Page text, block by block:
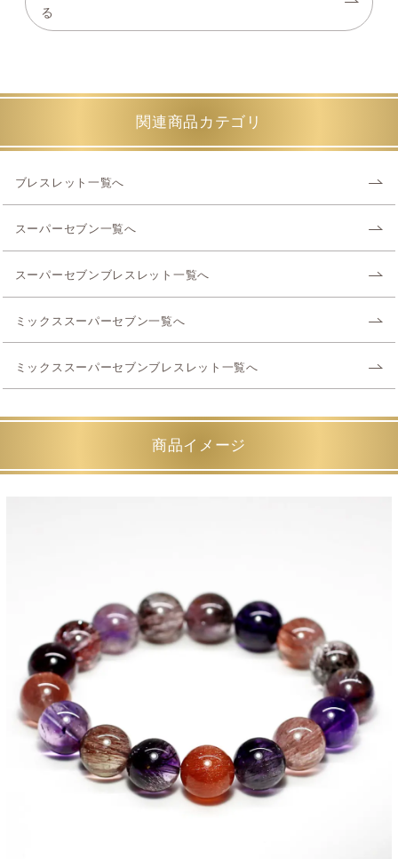
る
関連商品カテゴリ
ブレスレット一覧へ
スーパーセブン一覧へ
スーパーセブンブレスレット一覧へ
ミックススーパーセブン一覧へ
ミックススーパーセブンブレスレット一覧へ
商品イメージ